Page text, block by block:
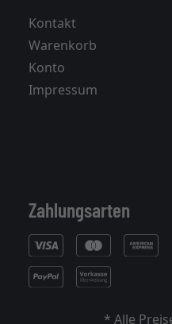
Kontakt
Warenkorb
Konto
Impressum
Zahlungsarten
* Alle